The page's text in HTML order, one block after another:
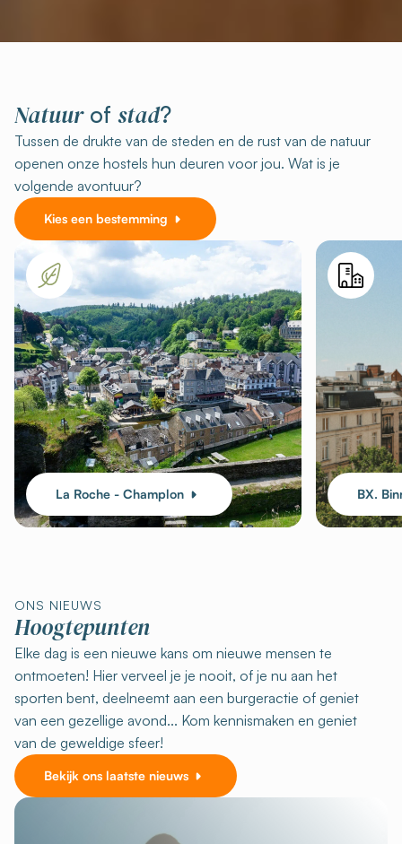
Natuurof stad?
Tussen de drukte van de steden en de rust van de natuur
openen onze hostels hun deuren voor jou. Wat is je
volgende avontuur?
Kies een bestemming
La Roche - Champlon BX.
ONS NIEUWS
Hoogtepunten
Elke dag is een nieuwe kans om nieuwe mensen te
ontmoeten! Hier verveel je je nooit, of je nu aan het
sporten bent, deelneemt aan een burgeractie of geniet
van een gezellige avond... Kom kennismaken en geniet
van de geweldige sfeer!
Bekijk ons laatste nieuws